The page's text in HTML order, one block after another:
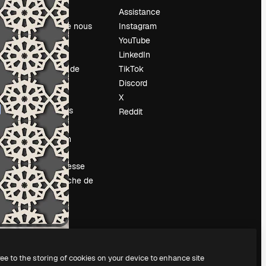
Prix
À propos de nous
Avis
Carrières
Tendances de
recherche
Blog
Événements
Slidesgo
Vendre mon
contenu
Salle de presse
À la recherche de
magnific.ai
Assistance
Instagram
YouTube
LinkedIn
TikTok
Discord
X
Reddit
to the storing of cookies on your device to enhance site